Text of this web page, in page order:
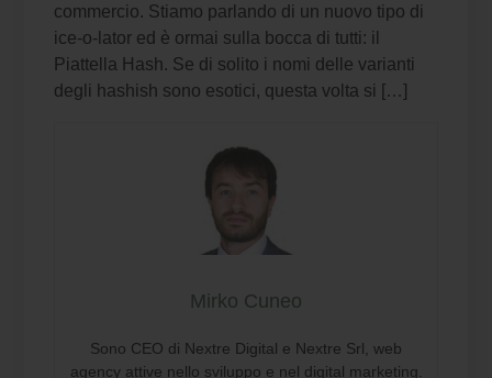
commercio. Stiamo parlando di un nuovo tipo di
ice-o-lator ed è ormai sulla bocca di tutti: il
Piattella Hash. Se di solito i nomi delle varianti
degli hashish sono esotici, questa volta si […]
Mirko Cuneo
Sono CEO di Nextre Digital e Nextre Srl, web
agency attive nello sviluppo e nel digital marketing.